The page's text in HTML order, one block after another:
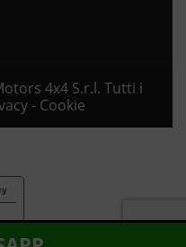
4x4 S.r.l. Tutti i
- Cookie